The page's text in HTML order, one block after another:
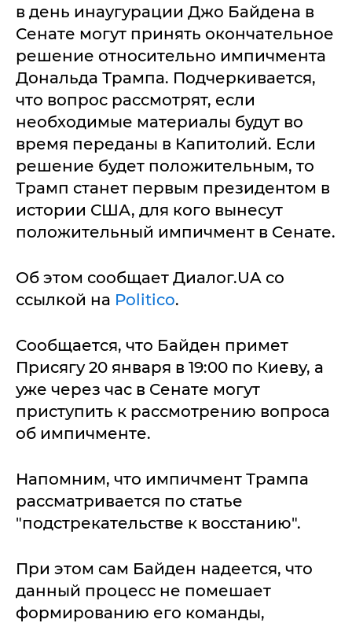
в день инаугурации Джо Байдена в
Сенате могут принять окончательное
решение относительно импичмента
Дональда Трампа. Подчеркивается,
что вопрос рассмотрят, если
необходимые материалы будут во
время переданы в Капитолий. Если
решение будет положительным, то
Трамп станет первым президентом в
истории США, для кого вынесут
положительный импичмент в Сенате.
Об этом сообщает Диалог.UA со
ссылкой на Politico.
Сообщается, что Байден примет
Присягу 20 января в 19:00 по Киеву, а
уже через час в Сенате могут
приступить к рассмотрению вопроса
об импичменте.
Напомним, что импичмент Трампа
рассматривается по статье
"подстрекательстве к восстанию".
При этом сам Байден надеется, что
данный процесс не помешает
формированию его команды,